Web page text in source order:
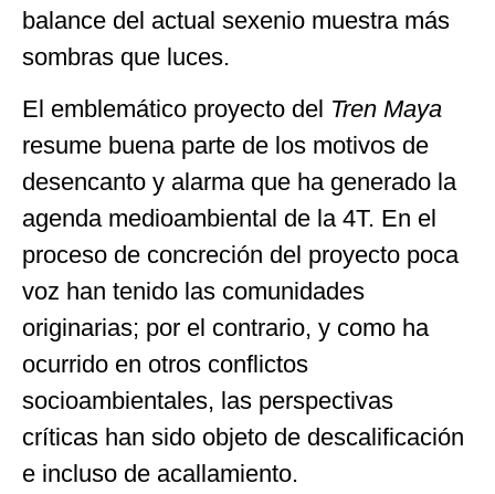
balance del actual sexenio muestra más
sombras que luces.
El emblemático proyecto del Tren Maya
resume buena parte de los motivos de
desencanto y alarma que ha generado la
agenda medioambiental de la 4T. En el
proceso de concreción del proyecto poca
voz han tenido las comunidades
originarias; por el contrario, y como ha
ocurrido en otros conflictos
socioambientales, las perspectivas
críticas han sido objeto de descalificación
e incluso de acallamiento.